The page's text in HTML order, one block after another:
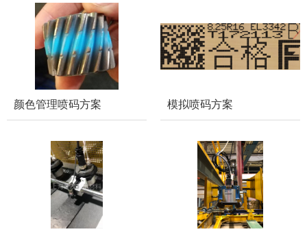
颜色管理喷码方案 模拟喷码方案